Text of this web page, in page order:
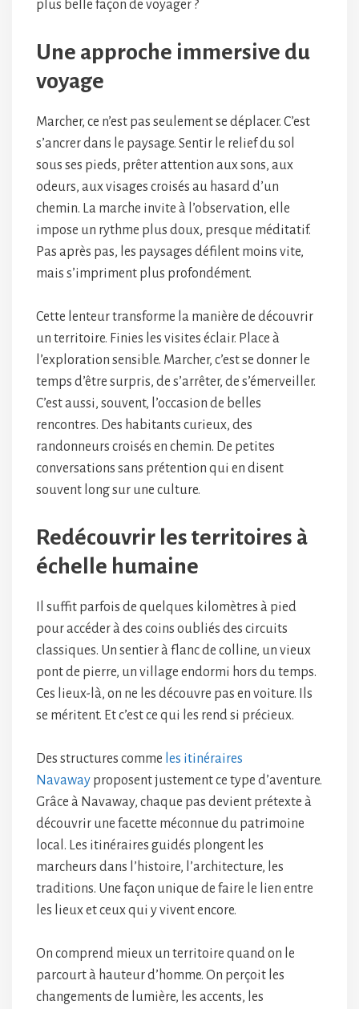
plus belle façon de voyager ?
Une approche immersive du
voyage
Marcher, ce n’est pas seulement se déplacer. C’est
s’ancrer dans le paysage. Sentir le relief du sol
sous ses pieds, prêter attention aux sons, aux
odeurs, aux visages croisés au hasard d’un
chemin. La marche invite à l’observation, elle
impose un rythme plus doux, presque méditatif.
Pas après pas, les paysages défilent moins vite,
mais s’impriment plus profondément.
Cette lenteur transforme la manière de découvrir
un territoire. Finies les visites éclair. Place à
l’exploration sensible. Marcher, c’est se donner le
temps d’être surpris, de s’arrêter, de s’émerveiller.
C’est aussi, souvent, l’occasion de belles
rencontres. Des habitants curieux, des
randonneurs croisés en chemin. De petites
conversations sans prétention qui en disent
souvent long sur une culture.
Redécouvrir les territoires à
échelle humaine
Il suffit parfois de quelques kilomètres à pied
pour accéder à des coins oubliés des circuits
classiques. Un sentier à flanc de colline, un vieux
pont de pierre, un village endormi hors du temps.
Ces lieux-là, on ne les découvre pas en voiture. Ils
se méritent. Et c’est ce qui les rend si précieux.
Des structures comme les itinéraires
Navaway proposent justement ce type d’aventure.
Grâce à Navaway, chaque pas devient prétexte à
découvrir une facette méconnue du patrimoine
local. Les itinéraires guidés plongent les
marcheurs dans l’histoire, l’architecture, les
traditions. Une façon unique de faire le lien entre
les lieux et ceux qui y vivent encore.
On comprend mieux un territoire quand on le
parcourt à hauteur d’homme. On perçoit les
changements de lumière, les accents, les